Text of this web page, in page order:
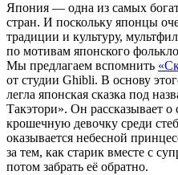
Япония — одна из самых
стран. И поскольку японцы
традиции и культуру,
по мотивам японского
Мы предлагаем вспомнить
от студии Ghibli. В основу
легла японская сказка под
Такэтори». Он рассказывает
крошечную девочку среди
оказывается небесной
за тем, как старик вместе с
потом забрать её обратно.